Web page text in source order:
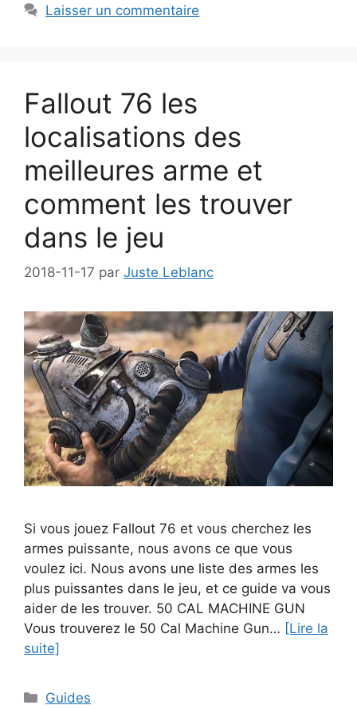
Laisser un commentaire
Fallout 76 les
localisations des
meilleures arme et
comment les trouver
dans le jeu
2018-11-17 par Juste Leblanc
Si vous jouez Fallout 76 et vous cherchez les
armes puissante, nous avons ce que vous
voulez ici. Nous avons une liste des armes les
plus puissantes dans le jeu, et ce guide va vous
aider de les trouver. 50 CAL MACHINE GUN
Vous trouverez le 50 Cal Machine Gun… [Lire la
suite]
Catégories
Guides